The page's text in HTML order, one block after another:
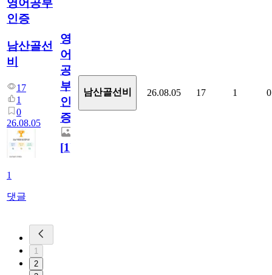
영어공부
인증
남산골선
비
17
1
0
26.08.05
1
댓글
영
어
공
부
인
증
[1]
남산골선비 26.08.05 17 1 0
1
2